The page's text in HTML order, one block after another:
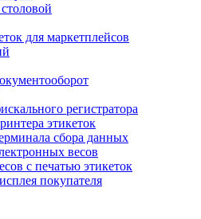
для маркетплейсов
регистратора
этикеток
сбора данных
весов
с печатью этикеток
покупателя